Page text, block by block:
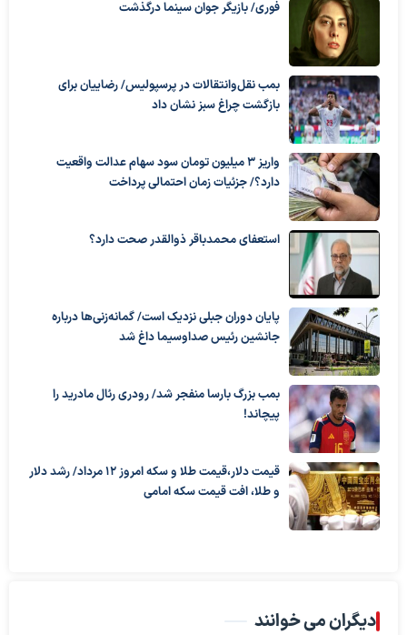
فوری/ بازیگر جوان سینما درگذشت
بمب نقل‌وانتقالات در پرسپولیس/ رضاییان برای
بازگشت چراغ سبز نشان داد
واریز ۳ میلیون تومان سود سهام عدالت واقعیت
دارد؟/ جزئیات زمان احتمالی پرداخت
استعفای محمدباقر ذوالقدر صحت دارد؟
پایان دوران جبلی نزدیک است/ گمانه‌زنی‌ها درباره
جانشین رئیس صداوسیما داغ شد
بمب بزرگ بارسا منفجر شد/ رودری رئال مادرید را
پیچاند!
قیمت دلار،قیمت طلا و سکه امروز ۱۲ مرداد/ رشد دلار
و طلا، افت قیمت سکه امامی
دیگران می خوانند